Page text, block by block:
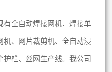
有全自动焊接网机、焊接单
机、网片裁剪机、全自动浸
栏、丝网生产线。 我公司